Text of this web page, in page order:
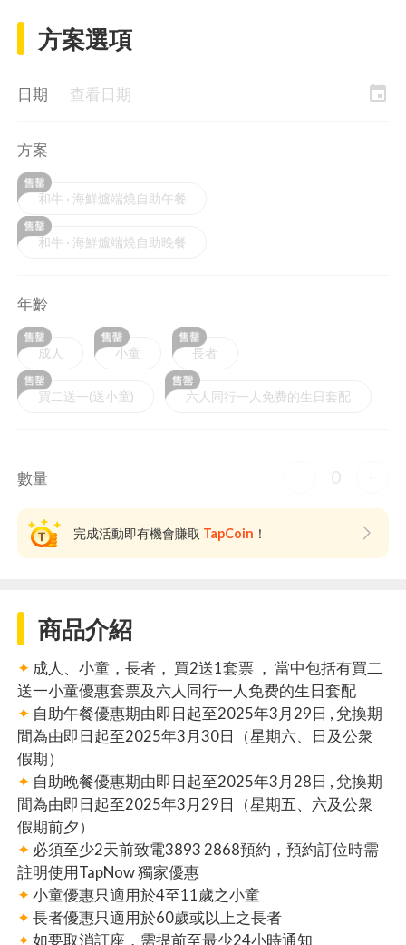
方案選項
日期 查看日期 event
方案
和牛 · 海鮮爐端燒自助午餐
和牛 · 海鮮爐端燒自助晚餐
年齡
成人 小童 長者
買二送一(送小童) 六人同行一人免费的生日套配
數量 0
完成活動即有機會賺取 TapCoin ！
商品介紹
✦ 成人、小童，長者， 買2送1套票 ， 當中包括有買二
送一小童優惠套票及六人同行一人免费的生日套配
✦ 自助午餐優惠期由即日起至2025年3月29日 , 兌換期
間為由即日起至2025年3月30日（星期六、日及公衆
假期）
✦ 自助晚餐優惠期由即日起至2025年3月28日 , 兌換期
間為由即日起至2025年3月29日（星期五、六及公衆
假期前夕）
✦ 必須至少2天前致電3893 2868預約，預約訂位時需
註明使用TapNow 獨家優惠
✦小童優惠只適用於4至11歲之小童
✦長者優惠只適用於60歲或以上之長者
✦如要取消訂座，需提前至最少24小時通知